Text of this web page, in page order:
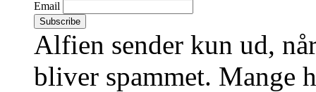
Email
Alfien sender kun ud,
bliver spammet. Mange